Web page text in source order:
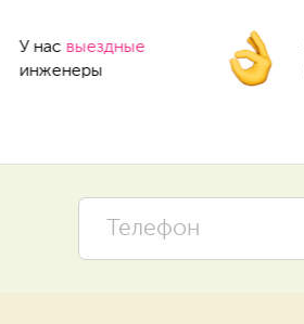
У нас выездные
инженеры